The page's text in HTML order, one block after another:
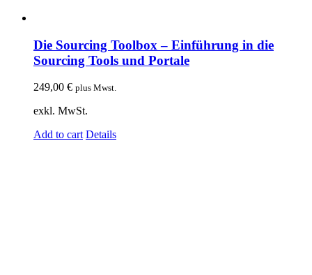
Die Sourcing Toolbox – Einführung in die
Sourcing Tools und Portale
249,00 € plus Mwst.
exkl. MwSt.
Add to cart Details